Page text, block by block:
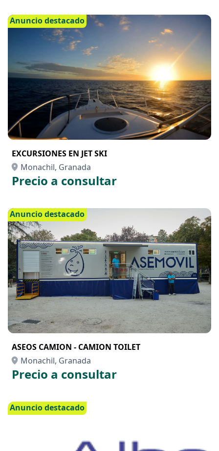
Anuncio destacado
EXCURSIONES EN JET SKI
Monachil, Granada
Precio a consultar
Anuncio destacado
ASEOS CAMION - CAMION TOILET
Monachil, Granada
Precio a consultar
Anuncio destacado